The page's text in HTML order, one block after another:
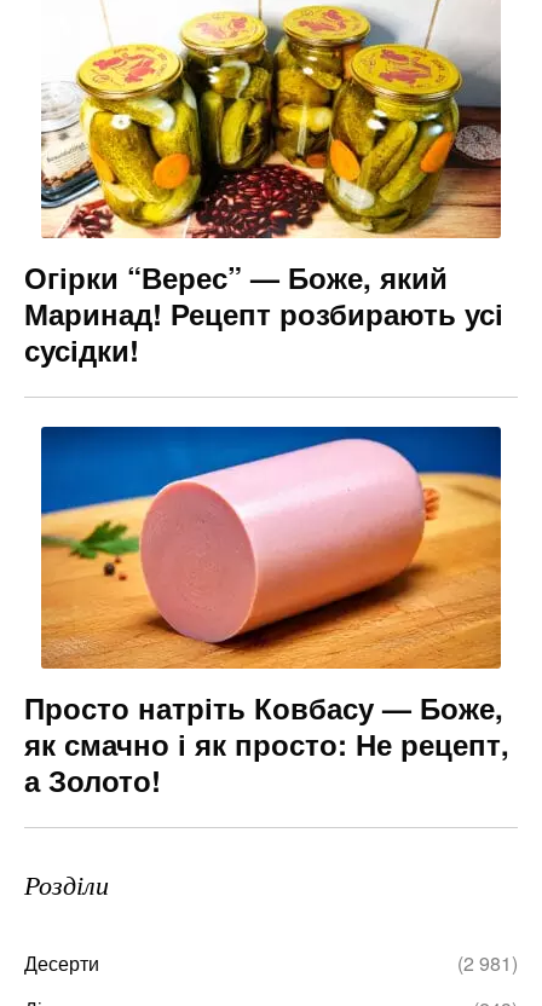
Огірки “Верес” — Боже, який
Маринад! Рецепт розбирають усі
сусідки!
Просто натріть Ковбасу — Боже,
як смачно і як просто: Не рецепт,
а Золото!
Розділи
Десерти
(2 981)